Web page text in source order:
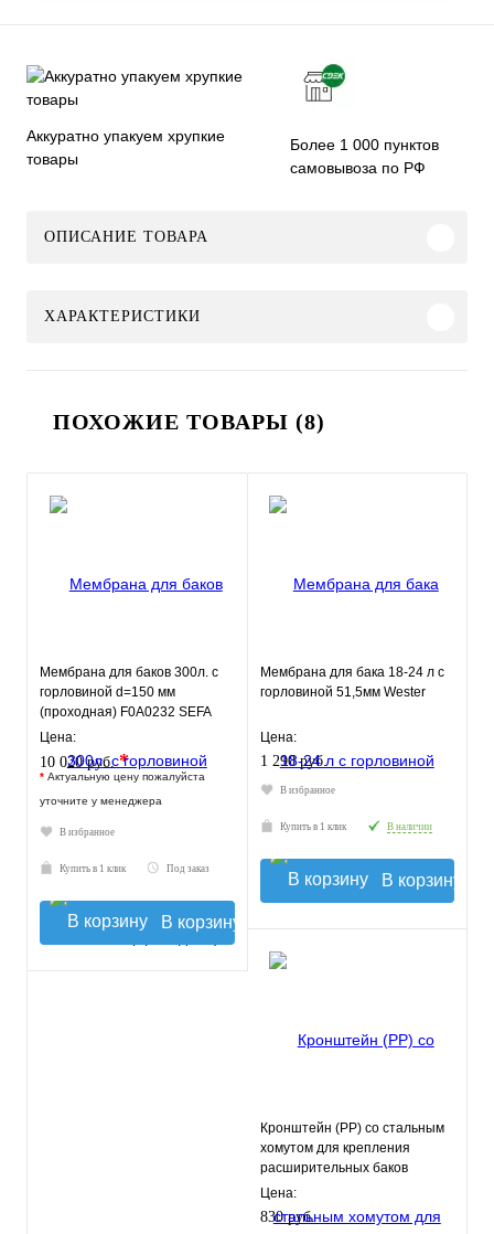
Аккуратно упакуем хрупкие
товары
Более 1 000 пунктов
самовывоза по РФ
ОПИСАНИЕ ТОВАРА
ХАРАКТЕРИСТИКИ
ПОХОЖИЕ ТОВАРЫ (8)
Мембрана для баков 300л. с
горловиной d=150 мм
(проходная) F0A0232 SEFA
Цена:
10 020 руб.*
* Актуальную цену пожалуйста
уточните у менеджера
В избранное
Купить в 1 клик Под заказ
В корзину
Мембрана для бака 18-24 л с
горловиной 51,5мм Wester
Цена:
1 290 руб.
В избранное
Купить в 1 клик В наличии
В корзину
Кронштейн (PР) со стальным
хомутом для крепления
расширительных баков
отопления 18-24 л. ДЖИЛЕКС,
(9
Цена:
830 руб.